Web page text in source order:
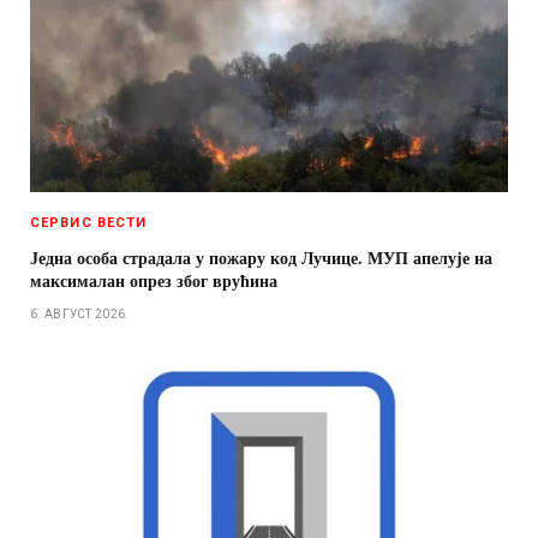
СЕРВИС ВЕСТИ
Једна особа страдала у пожару код Лучице. МУП апелује на
максималан опрез због врућина
6. АВГУСТ 2026.